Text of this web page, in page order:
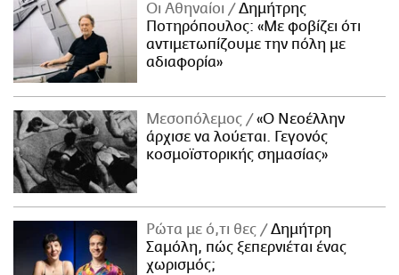
Οι Αθηναίοι
Δημήτρης
Ποτηρόπουλος: «Με φοβίζει ότι
αντιμετωπίζουμε την πόλη με
αδιαφορία»
Μεσοπόλεμος
«Ο Νεοέλλην
άρχισε να λούεται. Γεγονός
κοσμοϊστορικής σημασίας»
Ρώτα με ό,τι θες
Δημήτρη
Σαμόλη, πώς ξεπερνιέται ένας
χωρισμός;